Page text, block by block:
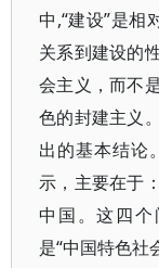
中,“建设”是相
关系到建设的
会主义，而不
色的封建主义
出的基本结论
示，主要在于
中国。这四
是“中国特色社